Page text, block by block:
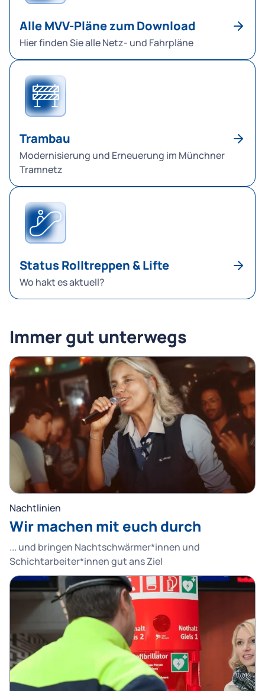
Alle MVV-Pläne zum Download
Hier finden Sie alle Netz- und Fahrpläne
Trambau
Modernisierung und Erneuerung im Münchner
Tramnetz
Status Rolltreppen & Lifte
Wo hakt es aktuell?
Immer gut unterwegs
Nachtlinien
Wir machen mit euch durch
... und bringen Nachtschwärmer*innen und
Schichtarbeiter*innen gut ans Ziel